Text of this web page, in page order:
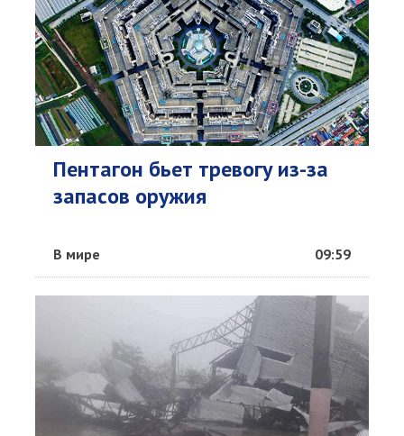
Пентагон бьет тревогу из-за
запасов оружия
В мире 09:59